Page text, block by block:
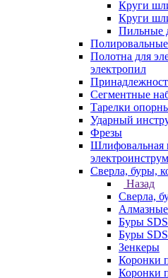
Круги
Круги
Пильные
Полотна для
электропил
Сегментные
Тарелки
Ударный
Фрезы
Шлифовальная
Сверла, буры,
Назад
Сверла,
Алмазные
Буры
Буры
Зенкеры
Коронки
Коронки